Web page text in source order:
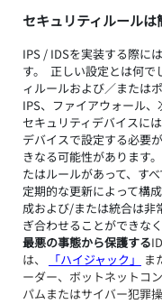
セキュリティルールは
IPS / IDSを実装する際に
す。  正しい設定とは何で
ィルールおよび／または
IPS、ファイアウォール
セキュリティデバイスに
デバイスで設定する必要
きなる可能性があります
たはルールがあって、す
定期的な更新によって構
成および/または統合は非
ぎ合わせることができなく
最悪の事態から保護する
は、
「ハイジャック」
ま
ーダー、ボットネットコ
パムまたはサイバー犯罪